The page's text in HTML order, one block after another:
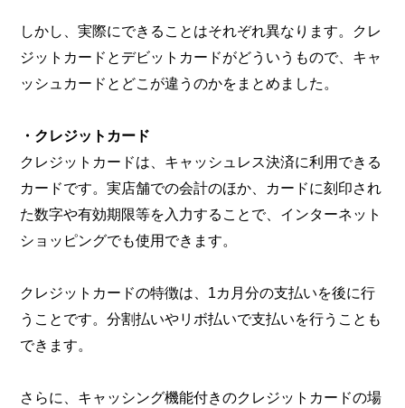
しかし、実際にできることはそれぞれ異なります。クレ
ジットカードとデビットカードがどういうもので、キャ
ッシュカードとどこが違うのかをまとめました。
・クレジットカード
クレジットカードは、キャッシュレス決済に利用できる
カードです。実店舗での会計のほか、カードに刻印され
た数字や有効期限等を入力することで、インターネット
ショッピングでも使用できます。
クレジットカードの特徴は、1カ月分の支払いを後に行
うことです。分割払いやリボ払いで支払いを行うことも
できます。
さらに、キャッシング機能付きのクレジットカードの場